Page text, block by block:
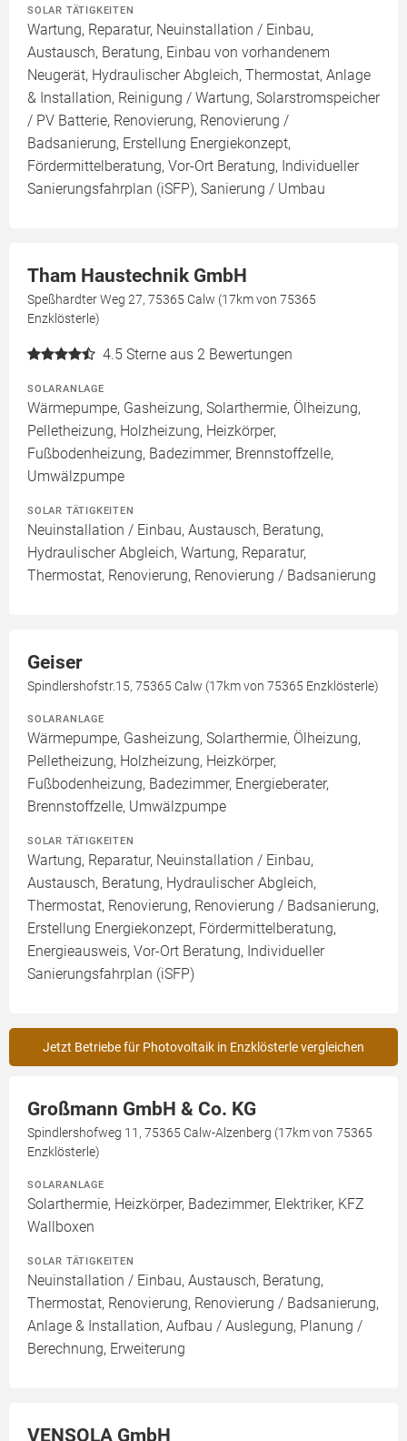
SOLAR TÄTIGKEITEN
Wartung, Reparatur, Neuinstallation / Einbau,
Austausch, Beratung, Einbau von vorhandenem
Neugerät, Hydraulischer Abgleich, Thermostat, Anlage
& Installation, Reinigung / Wartung, Solarstromspeicher
/ PV Batterie, Renovierung, Renovierung /
Badsanierung, Erstellung Energiekonzept,
Fördermittelberatung, Vor-Ort Beratung, Individueller
Sanierungsfahrplan (iSFP), Sanierung / Umbau
Tham Haustechnik GmbH
Speßhardter Weg 27, 75365 Calw (17km von 75365
Enzklösterle)
4.5 Sterne aus 2 Bewertungen
SOLARANLAGE
Wärmepumpe, Gasheizung, Solarthermie, Ölheizung,
Pelletheizung, Holzheizung, Heizkörper,
Fußbodenheizung, Badezimmer, Brennstoffzelle,
Umwälzpumpe
SOLAR TÄTIGKEITEN
Neuinstallation / Einbau, Austausch, Beratung,
Hydraulischer Abgleich, Wartung, Reparatur,
Thermostat, Renovierung, Renovierung / Badsanierung
Geiser
Spindlershofstr.15, 75365 Calw (17km von 75365 Enzklösterle)
SOLARANLAGE
Wärmepumpe, Gasheizung, Solarthermie, Ölheizung,
Pelletheizung, Holzheizung, Heizkörper,
Fußbodenheizung, Badezimmer, Energieberater,
Brennstoffzelle, Umwälzpumpe
SOLAR TÄTIGKEITEN
Wartung, Reparatur, Neuinstallation / Einbau,
Austausch, Beratung, Hydraulischer Abgleich,
Thermostat, Renovierung, Renovierung / Badsanierung,
Erstellung Energiekonzept, Fördermittelberatung,
Energieausweis, Vor-Ort Beratung, Individueller
Sanierungsfahrplan (iSFP)
Jetzt Betriebe für Photovoltaik in Enzklösterle vergleichen
Großmann GmbH & Co. KG
Spindlershofweg 11, 75365 Calw-Alzenberg (17km von 75365
Enzklösterle)
SOLARANLAGE
Solarthermie, Heizkörper, Badezimmer, Elektriker, KFZ
Wallboxen
SOLAR TÄTIGKEITEN
Neuinstallation / Einbau, Austausch, Beratung,
Thermostat, Renovierung, Renovierung / Badsanierung,
Anlage & Installation, Aufbau / Auslegung, Planung /
Berechnung, Erweiterung
VENSOLA GmbH